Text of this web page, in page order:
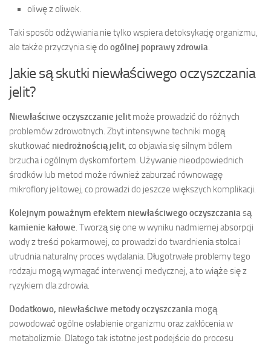
oliwę z oliwek.
Taki sposób odżywiania nie tylko wspiera detoksykację organizmu,
ale także przyczynia się do ogólnej poprawy zdrowia.
Jakie są skutki niewłaściwego oczyszczania
jelit?
Niewłaściwe oczyszczanie jelit może prowadzić do różnych
problemów zdrowotnych. Zbyt intensywne techniki mogą
skutkować niedrożnością jelit, co objawia się silnym bólem
brzucha i ogólnym dyskomfortem. Używanie nieodpowiednich
środków lub metod może również zaburzać równowagę
mikroflory jelitowej, co prowadzi do jeszcze większych komplikacji.
Kolejnym poważnym efektem niewłaściwego oczyszczaniasą
kamienie kałowe. Tworzą się one w wyniku nadmiernej absorpcji
wody z treści pokarmowej, co prowadzi do twardnienia stolca i
utrudnia naturalny proces wydalania. Długotrwałe problemy tego
rodzaju mogą wymagać interwencji medycznej, a to wiąże się z
ryzykiem dla zdrowia.
Dodatkowo, niewłaściwe metody oczyszczania mogą
powodować ogólne osłabienie organizmu oraz zakłócenia w
metabolizmie. Dlatego tak istotne jest podejście do procesu